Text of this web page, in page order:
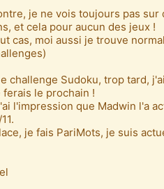
je ne vois toujours pas
et cela pour aucun des jeux !
cas, moi aussi je trouve
challenge Sudoku, trop tard,
ferais le prochain !
l'impression que Madwin l'a
je fais PariMots, je suis